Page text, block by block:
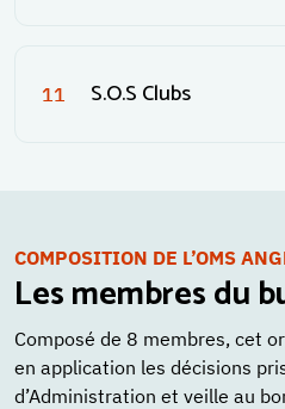
11 S.O.S Clubs
COMPOSITION DE L’OMS
Les membres du
Composé de 8 membres, cet
en application les décisions
d’Administration et veille au